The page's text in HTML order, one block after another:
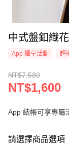
中式盤釦織
App 獨享活動 超
NT$7,580
NT$1,600
App 結帳可享專屬
請選擇商品選項